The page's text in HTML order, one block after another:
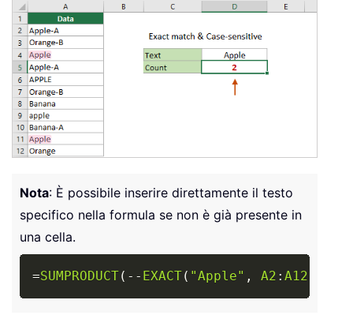
Nota: È possibile inserire direttamente il testo
specifico nella formula se non è già presente in
una cella.
=SUMPRODUCT( - - EXACT( "Apple" , A2 : A12
Copy